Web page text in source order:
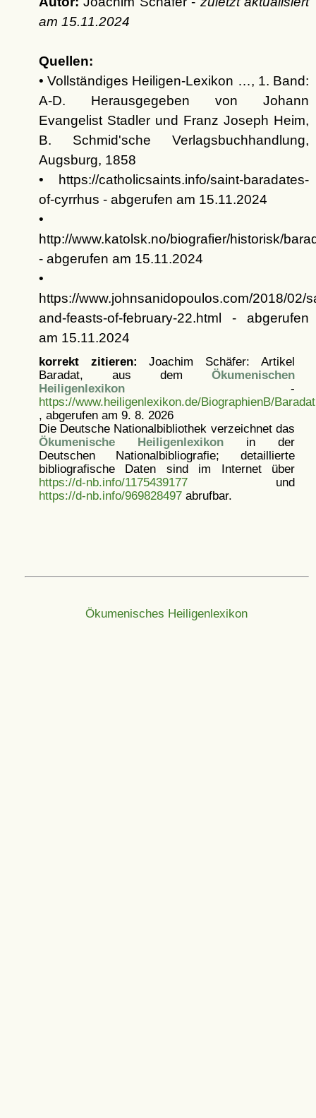
am 15.11.2024
Quellen:
• Vollständiges Heiligen-Lexikon …, 1. Band:
A-D. Herausgegeben von Johann
Evangelist Stadler und Franz Joseph Heim,
B. Schmid'sche Verlagsbuchhandlung,
Augsburg, 1858
• https://catholicsaints.info/saint-baradates-
of-cyrrhus - abgerufen am 15.11.2024
•
http://www.katolsk.no/biografier/historisk/
- abgerufen am 15.11.2024
•
https://www.johnsanidopoulos.com/2018/02/
and-feasts-of-february-22.html - abgerufen
am 15.11.2024
korrekt zitieren: Joachim Schäfer: Artikel
Baradat, aus dem Ökumenischen
Heiligenlexikon-
https://www.heiligenlexikon.de/BiographienB/
, abgerufen am 9. 8. 2026
Die Deutsche Nationalbibliothek verzeichnet das
Ökumenische Heiligenlexikonin der
Deutschen Nationalbibliografie; detaillierte
bibliografische Daten sind im Internet über
https://d-nb.info/1175439177und
https://d-nb.info/969828497abrufbar.
Ökumenisches Heiligenlexikon